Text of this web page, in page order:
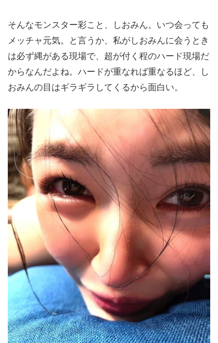
そんなモンスター彩こと、しおみん。いつ会っても
メッチャ元気。と言うか、私がしおみんに会うとき
は必ず縄がある現場で、超が付く程のハード現場だ
からなんだよね。ハードが重なれば重なるほど、し
おみんの目はギラギラしてくるから面白い。